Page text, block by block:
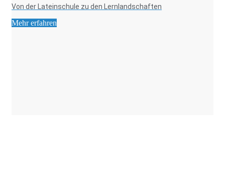
Von der Lateinschule zu den Lernlandschaften
Mehr erfahren